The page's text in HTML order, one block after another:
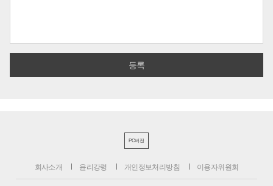
PC버전
회사소개 윤리강령 개인정보처리방침 이용자위원회